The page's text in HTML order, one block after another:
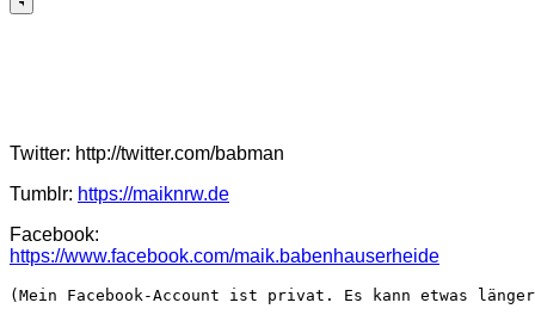
Twitter: http://twitter.com/babman
Tumblr: https://maiknrw.de
Facebook:
https://www.facebook.com/maik.babenhauserheide
(Mein Facebook-Account ist privat. Es kann etwas